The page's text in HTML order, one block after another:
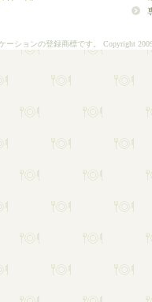
ーションの登録商標です。 Copyright